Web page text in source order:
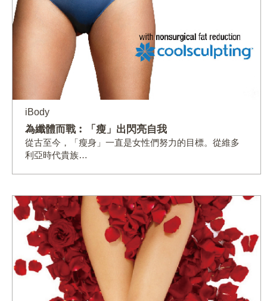
iBody
為纖體而戰︰「瘦」出閃亮自我
從古至今，「瘦身」一直是女性們努力的目標。從維多
利亞時代貴族…